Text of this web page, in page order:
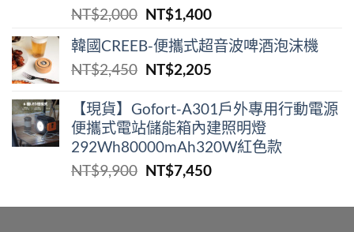
NT$2,000 原
價
格：
NT$1,400目
價
格：
韓國CREEB-便攜式超⾳波啤酒泡沫機
NT$2,450 原
價
格：
NT$2,450。
NT$2,205目
價
格：
NT$2,205。
【現貨】Gofort-A301戶外專用行動電源
便攜式電站儲能箱內建照明燈
292Wh80000mAh320W紅色款
NT$9,900 原
價
NT$7,450目
價